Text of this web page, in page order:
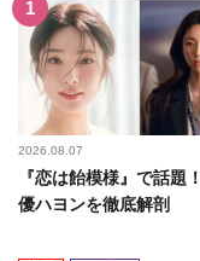
2026.08.07
『恋は飴模様』で話題
優ハヨンを徹底解剖